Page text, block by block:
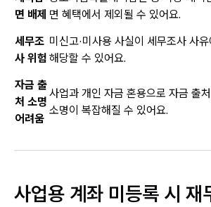
면 배제 면 혜택에서 제외될 수 있어요.
세무조
사 위험
미신고·미사용 사실이 세무조사 사유
해당할 수 있어요.
자금 출
처 소명
어려움
사업과 개인 자금 혼용으로 자금 출처
소명이 복잡해질 수 있어요.
사업용 계좌 미등록 시 재